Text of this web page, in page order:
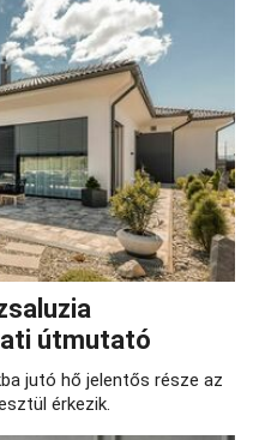
útmutató
jutó hő jelentős része az
érkezik.